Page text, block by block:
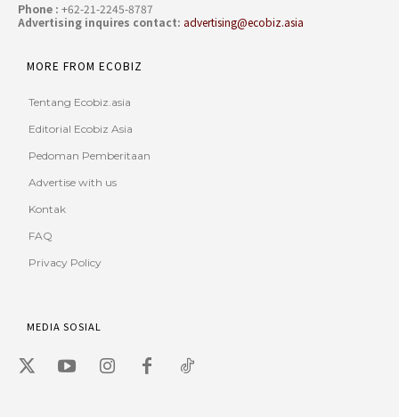
Phone : +62-21-2245-8787
Advertising inquires contact: advertising@ecobiz.asia
MORE FROM ECOBIZ
Tentang Ecobiz.asia
Editorial Ecobiz Asia
Pedoman Pemberitaan
Advertise with us
Kontak
FAQ
Privacy Policy
MEDIA SOSIAL